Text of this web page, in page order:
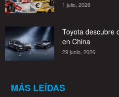
1 julio, 2026
Toyota descubre
en China
29 junio, 2026
MÁS LEÍDAS